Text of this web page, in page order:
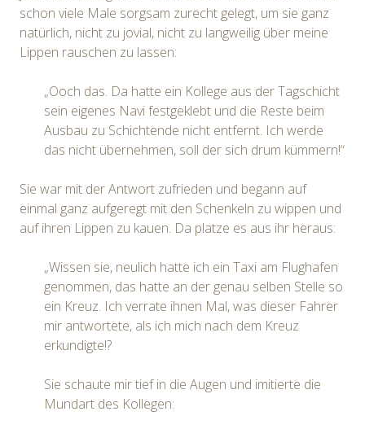
schon viele Male sorgsam zurecht gelegt, um sie ganz
natürlich, nicht zu jovial, nicht zu langweilig über meine
Lippen rauschen zu lassen:
„Ooch das. Da hatte ein Kollege aus der Tagschicht
sein eigenes Navi festgeklebt und die Reste beim
Ausbau zu Schichtende nicht entfernt. Ich werde
das nicht übernehmen, soll der sich drum kümmern!“
Sie war mit der Antwort zufrieden und begann auf
einmal ganz aufgeregt mit den Schenkeln zu wippen und
auf ihren Lippen zu kauen. Da platze es aus ihr heraus:
„Wissen sie, neulich hatte ich ein Taxi am Flughafen
genommen, das hatte an der genau selben Stelle so
ein Kreuz. Ich verrate ihnen Mal, was dieser Fahrer
mir antwortete, als ich mich nach dem Kreuz
erkundigte!?
Sie schaute mir tief in die Augen und imitierte die
Mundart des Kollegen: